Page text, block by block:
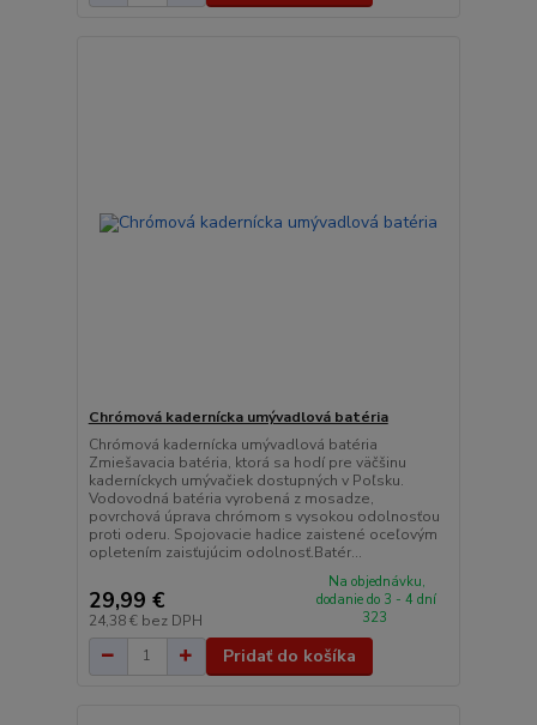
Chrómová kadernícka umývadlová batéria
Chrómová kadernícka umývadlová batéria
Zmiešavacia batéria, ktorá sa hodí pre väčšinu
kaderníckych umývačiek dostupných v Poľsku.
Vodovodná batéria vyrobená z mosadze,
povrchová úprava chrómom s vysokou odolnosťou
proti oderu. Spojovacie hadice zaistené oceľovým
opletením zaisťujúcim odolnosť.Batér...
29,99 €
24,38 € bez DPH
Na objednávku,
dodanie do 3 - 4 dní
323
Pridať do košíka